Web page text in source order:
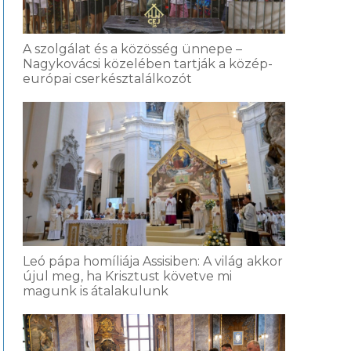
A szolgálat és a közösség ünnepe –
Nagykovácsi közelében tartják a közép-
európai cserkésztalálkozót
Leó pápa homíliája Assisiben: A világ akkor
újul meg, ha Krisztust követve mi
magunk is átalakulunk